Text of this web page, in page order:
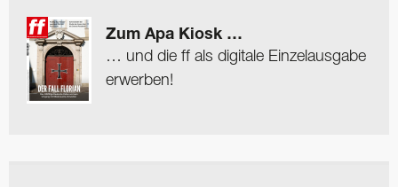
Zum Apa Kiosk …
… und die ff als digitale Einzelausgabe
erwerben!